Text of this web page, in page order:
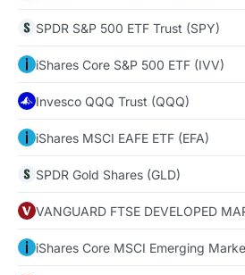
SPDR S&P 500 ETF Trust (SPY)
iShares Core S&P 500 ETF (IVV)
Invesco QQQ Trust (QQQ)
iShares MSCI EAFE ETF (EFA)
SPDR Gold Shares (GLD)
VANGUARD FTSE DEVELOPED
iShares Core MSCI Emerging